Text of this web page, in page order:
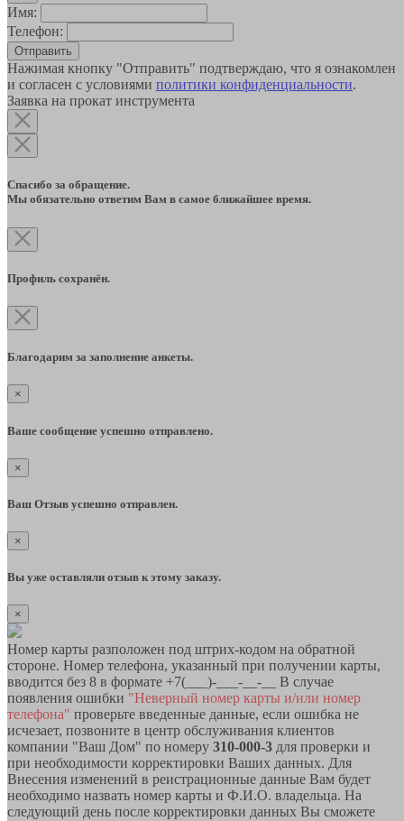
Имя:
Телефон:
Отправить
Нажимая кнопку "Отправить" подтверждаю, что я ознакомлен
и согласен с условиями политики конфиденциальности.
Заявка на прокат инструмента
Спасибо за обращение.
Мы обязательно ответим Вам в самое ближайшее время.
Профиль сохранён.
Благодарим за заполнение анкеты.
×
Ваше сообщение успешно отправлено.
×
Ваш Отзыв успешно отправлен.
×
Вы уже оставляли отзыв к этому заказу.
×
Номер карты разположен под штрих-кодом на обратной
стороне. Номер телефона, указанный при получении карты,
вводится без 8 в формате +7(___)-___-__-__ В случае
появления ошибки "Неверный номер карты и/или номер
телефона" проверьте введенные данные, если ошибка не
исчезает, позвоните в центр обслуживания клиентов
компании "Ваш Дом" по номеру 310-000-3 для проверки и
при необходимости корректировки Ваших данных. Для
Внесения изменений в реистрационные данные Вам будет
необходимо назвать номер карты и Ф.И.О. владельца. На
следующий день после корректировки данных Вы сможете